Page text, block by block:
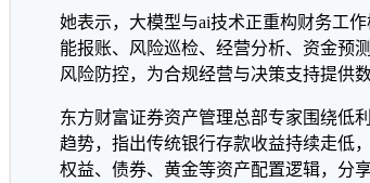
她表示，大模型与ai技术正重构财务工
能报账、风险巡检、经营分析、资金预
风险防控，为合规经营与决策支持提供数
东方财富证券资产管理总部专家围绕低
趋势，指出传统银行存款收益持续走低
权益、债券、黄金等资产配置逻辑，分